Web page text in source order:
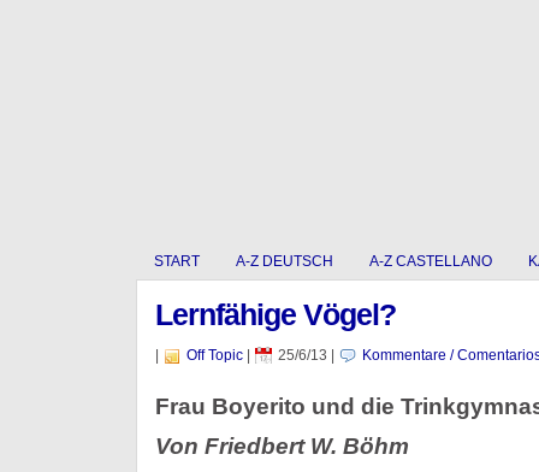
START A-Z DEUTSCH A-Z CASTELLANO
Lernfähige Vögel?
Off Topic| 25/6/13 Kommentare /
Frau Boyerito und die
Von Friedbert W. Böhm